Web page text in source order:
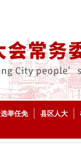
选举任免 县区人大